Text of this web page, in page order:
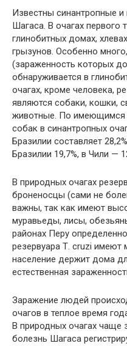
Известны синантропные
Шагаса. В очагах первого
глинобитных домах,
грызунов. Особенно
(зараженность которых
обнаруживается в
очагах, кроме человека,
являются собаки, кошки,
животные. По имеющимся
собак в синантропных
Бразилии составляет
Бразилии 19,7%, в Чили —
В природных очагах
броненосцы (сами не
важны, так как имеют
муравьеды, лисы,
районах Перу
резервуара Т. cruzi имеют
население держит дома
естественная
Заражение людей
очагов в теплое время
В природных очагах
болезнь Шагаса